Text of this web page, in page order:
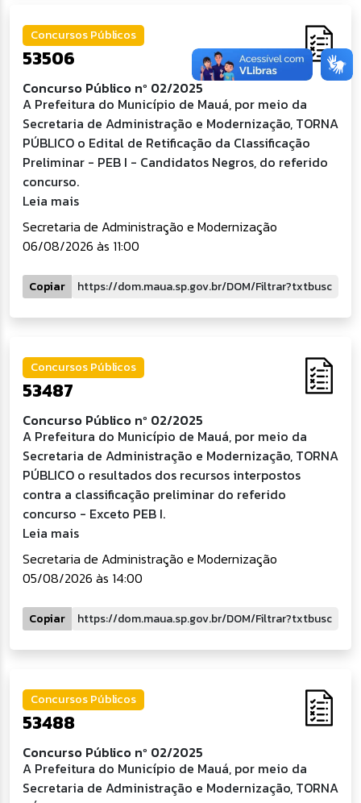
Concursos Públicos
53506
Concurso Público nº 02/2025
A Prefeitura do Município de Mauá, por meio da
Secretaria de Administração e Modernização, TORNA
PÚBLICO o Edital de Retificação da Classificação
Preliminar - PEB I - Candidatos Negros, do referido
concurso.
Leia mais
Secretaria de Administração e Modernização
06/08/2026 às 11:00
Copiar
Concursos Públicos
53487
Concurso Público nº 02/2025
A Prefeitura do Município de Mauá, por meio da
Secretaria de Administração e Modernização, TORNA
PÚBLICO o resultados dos recursos interpostos
contra a classificação preliminar do referido
concurso - Exceto PEB I.
Leia mais
Secretaria de Administração e Modernização
05/08/2026 às 14:00
Copiar
Concursos Públicos
53488
Concurso Público nº 02/2025
A Prefeitura do Município de Mauá, por meio da
Secretaria de Administração e Modernização, TORNA